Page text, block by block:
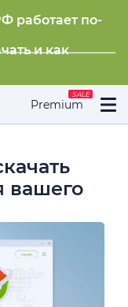
работает по-
и как
Premium
SALE
вашего